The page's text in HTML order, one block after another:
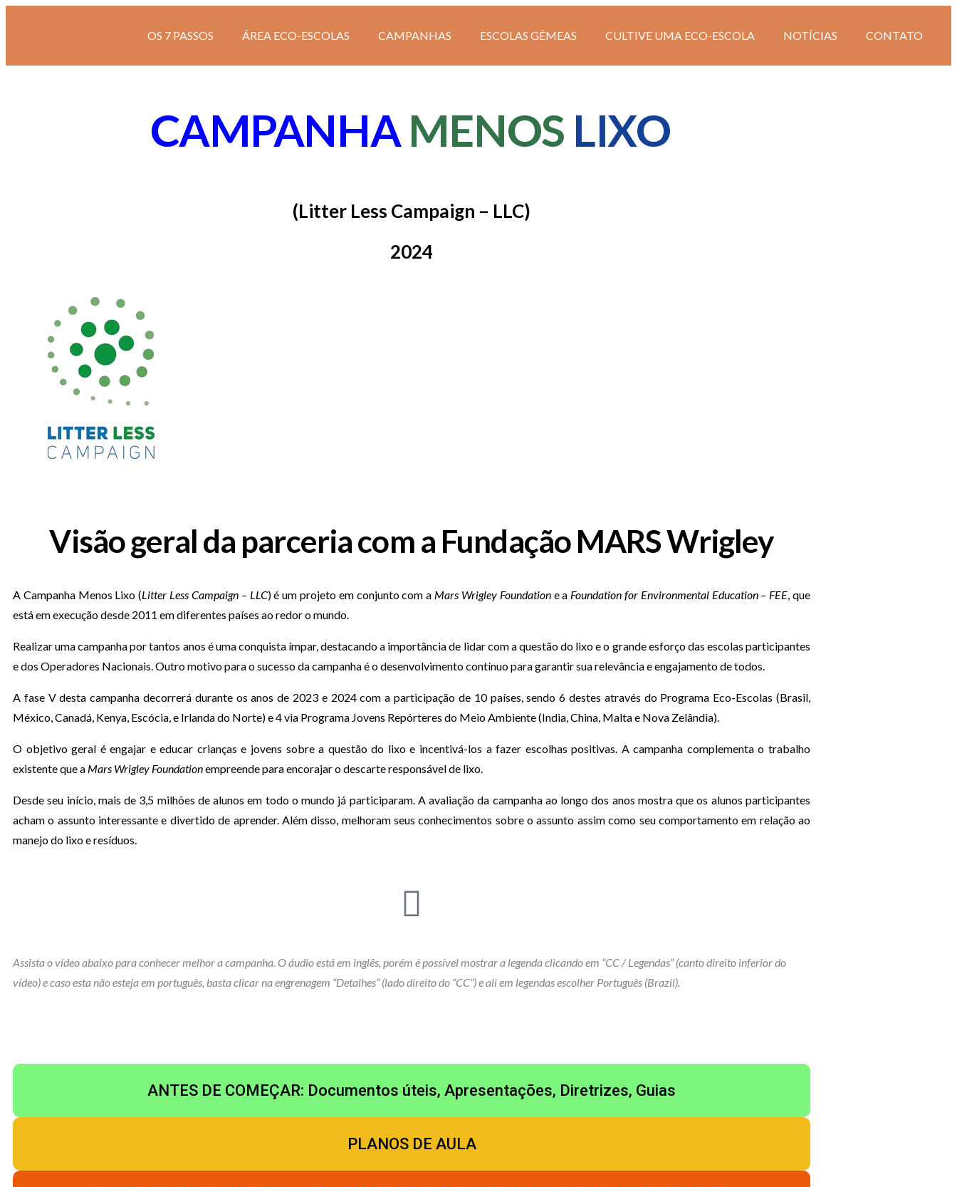
OS 7 PASSOS ÁREA ECO-ESCOLAS CAMPANHAS ESCOLAS GÊMEAS CULTIVE UMA ECO-ESCOLA NOTÍCIAS CONTATO
CAMPANHAMENOS LIXO
(Litter Less Campaign – LLC)
2024
Visão geral da parceria com a Fundação MARS Wrigley
A Campanha Menos Lixo (Litter Less Campaign – LLC) é um projeto em conjunto com a Mars Wrigley Foundatione a Foundation for Environmental Education – FEE, que
está em execução desde 2011 em diferentes países ao redor o mundo.
Realizar uma campanha por tantos anos é uma conquista ímpar, destacando a importância de lidar com a questão do lixo e o grande esforço das escolas participantes
e dos Operadores Nacionais. Outro motivo para o sucesso da campanha é o desenvolvimento contínuo para garantir sua relevância e engajamento de todos.
A fase V desta campanha decorrerá durante os anos de 2023 e 2024 com a participação de 10 países, sendo 6 destes através do Programa Eco-Escolas (Brasil,
México, Canadá, Kenya, Escócia, e Irlanda do Norte) e 4 via Programa Jovens Repórteres do Meio Ambiente (India, China, Malta e Nova Zelândia).
O objetivo geral é engajar e educar crianças e jovens sobre a questão do lixo e incentivá-los a fazer escolhas positivas. A campanha complementa o trabalho
existente que a Mars Wrigley Foundationempreende para encorajar o descarte responsável de lixo.
Desde seu início, mais de 3,5 milhões de alunos em todo o mundo já participaram. A avaliação da campanha ao longo dos anos mostra que os alunos participantes
acham o assunto interessante e divertido de aprender. Além disso, melhoram seus conhecimentos sobre o assunto assim como seu comportamento em relação ao
manejo do lixo e resíduos.
Assista o vídeo abaixo para conhecer melhor a campanha. O áudio está em inglês, porém é possível mostrar a legenda clicando em “CC / Legendas” (canto direito inferior do
vídeo) e caso esta não esteja em português, basta clicar na engrenagem “Detalhes” (lado direito do “CC”) e ali em legendas escolher Português (Brazil).
ANTES DE COMEÇAR: Documentos úteis, Apresentações, Diretrizes, Guias
PLANOS DE AULA